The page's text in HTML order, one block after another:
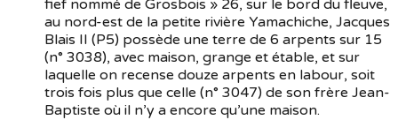
fief nommé de Grosbois » 26, sur le bord du fleuve,
au nord-est de la petite rivière Yamachiche, Jacques
Blais II (P5) possède une terre de 6 arpents sur 15
(n° 3038), avec maison, grange et étable, et sur
laquelle on recense douze arpents en labour, soit
trois fois plus que celle (n° 3047) de son frère Jean-
Baptiste où il n’y a encore qu’une maison.